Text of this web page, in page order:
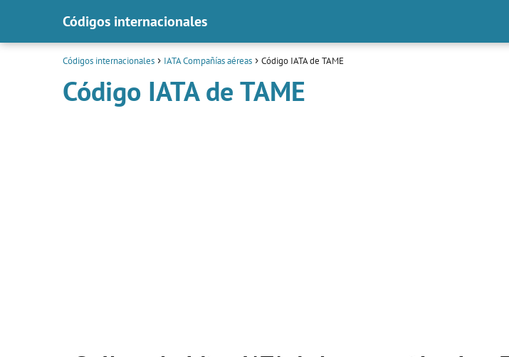
Códigos internacionales
Códigos internacionales IATA Compañías aéreas Código IATA de TAME
Código IATA de TAME